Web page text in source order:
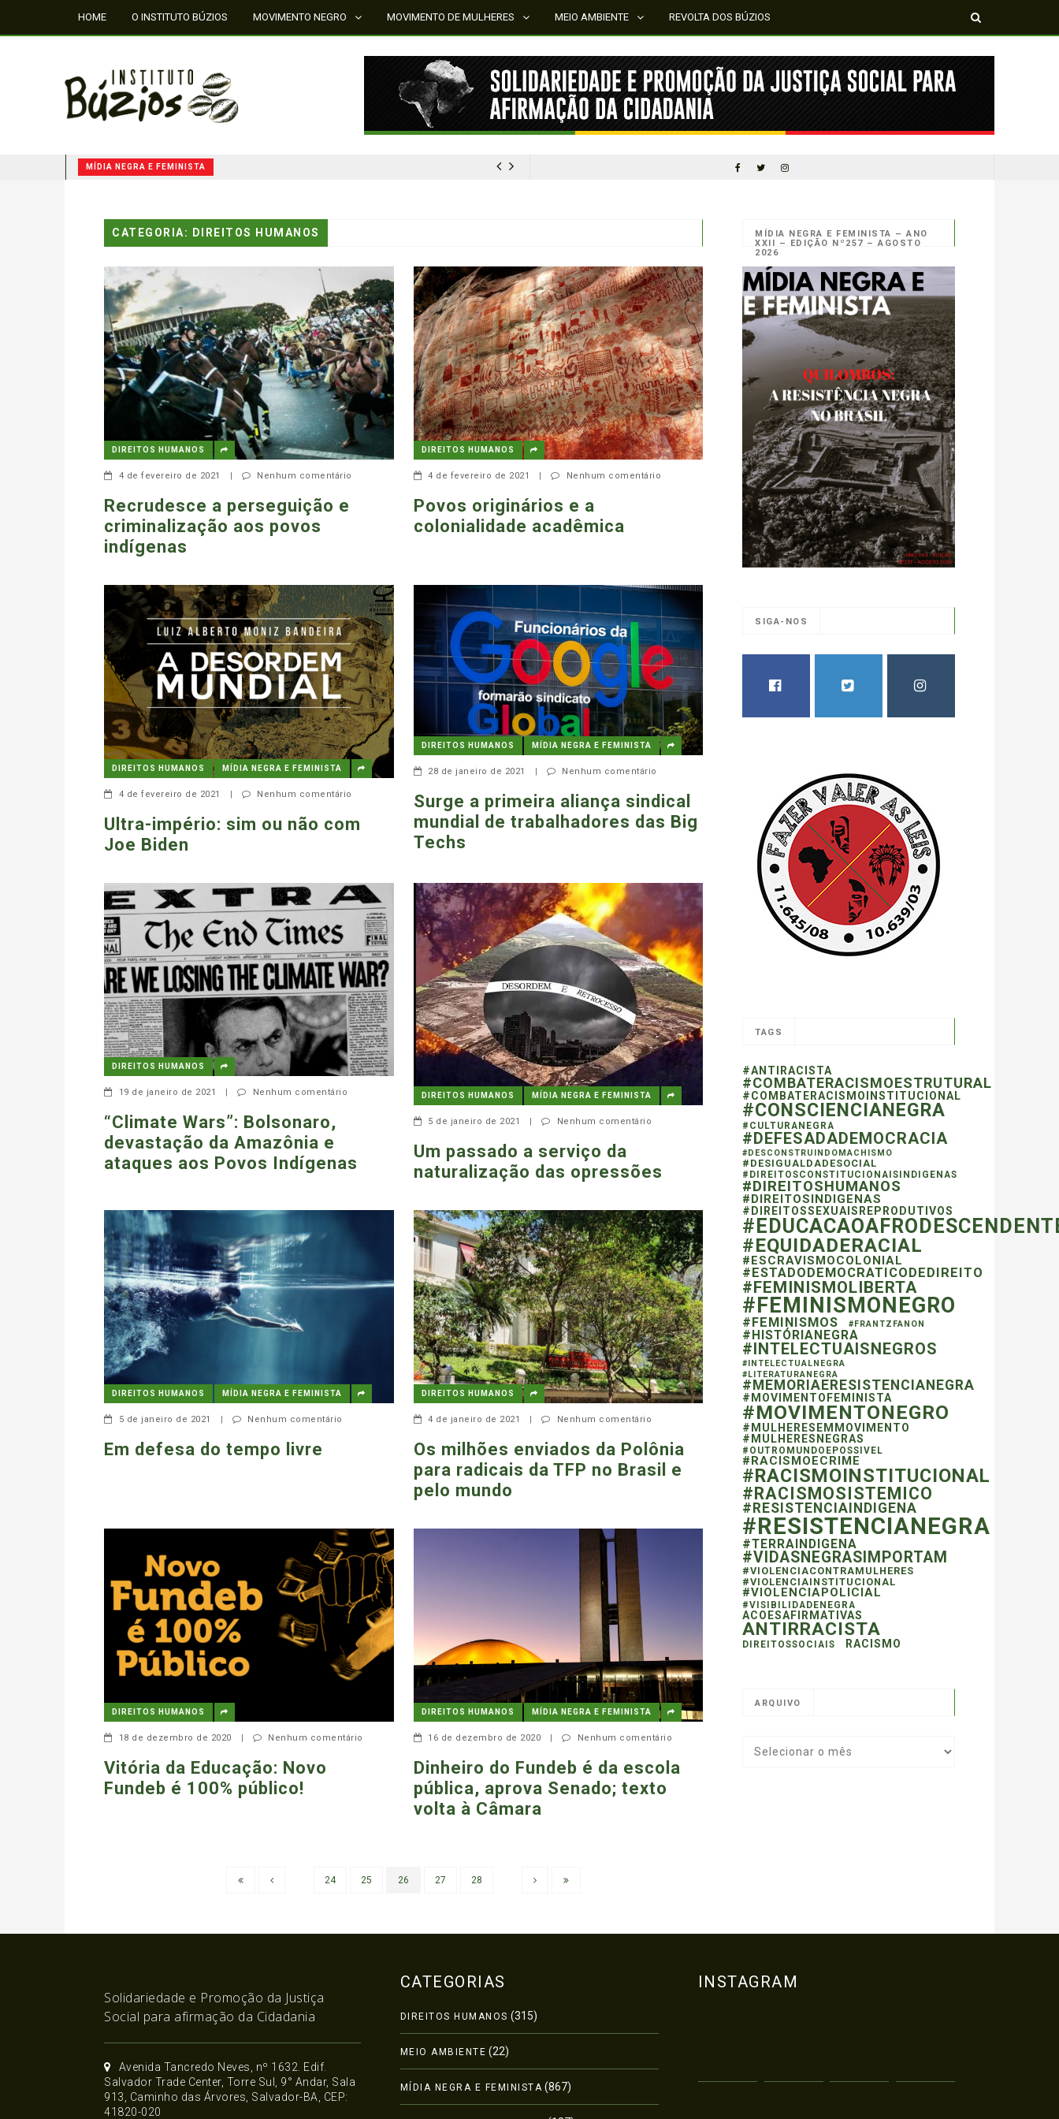
HOME O INSTITUTO BÚZIOS MOVIMENTO NEGRO MOVIMENTO DE MULHERES MEIO AMBIENTE REVOLTA DOS BÚZIOS
MÍDIA NEGRA E FEMINISTA
CATEGORIA: DIREITOS HUMANOS
DIREITOS HUMANOS
4 de fevereiro de 2021 | Nenhum comentário
Recrudesce a perseguição e
criminalização aos povos
indígenas
DIREITOS HUMANOS
4 de fevereiro de 2021 | Nenhum comentário
Povos originários e a
colonialidade acadêmica
DIREITOS HUMANOS MÍDIA NEGRA E FEMINISTA
4 de fevereiro de 2021 | Nenhum comentário
Ultra-império: sim ou não com
Joe Biden
DIREITOS HUMANOS MÍDIA NEGRA E FEMINISTA
28 de janeiro de 2021 | Nenhum comentário
Surge a primeira aliança sindical
mundial de trabalhadores das Big
Techs
DIREITOS HUMANOS
19 de janeiro de 2021 | Nenhum comentário
“Climate Wars”: Bolsonaro,
devastação da Amazônia e
ataques aos Povos Indígenas
DIREITOS HUMANOS MÍDIA NEGRA E FEMINISTA
5 de janeiro de 2021 Nenhum comentário
Um passado a serviço da
naturalização das opressões
DIREITOS HUMANOS MÍDIA NEGRA E FEMINISTA
5 de janeiro de 2021 Nenhum comentário
Em defesa do tempo livre
DIREITOS HUMANOS
4 de janeiro de 2021 Nenhum comentário
Os milhões enviados da Polônia
para radicais da TFP no Brasil e
pelo mundo
DIREITOS HUMANOS
18 de dezembro de 2020 Nenhum comentário
Vitória da Educação: Novo
Fundeb é 100% público!
DIREITOS HUMANOS MÍDIA NEGRA E FEMINISTA
16 de dezembro de 2020 Nenhum comentário
Dinheiro do Fundeb é da escola
pública, aprova Senado; texto
volta à Câmara
24 25 26 27 28
MÍDIA NEGRA E FEMINISTA – ANO
XXII – EDIÇÃO Nº257 – AGOSTO
2026
SIGA-NOS
TAGS
#ANTIRACISTA
#COMBATERACISMOESTRUTURAL
#COMBATERACISMOINSTITUCIONAL
#CONSCIENCIANEGRA
#CULTURANEGRA
#DEFESADADEMOCRACIA
#DESCONSTRUINDOMACHISMO
#DESIGUALDADESOCIAL
#DIREITOSCONSTITUCIONAISINDIGENAS
#DIREITOSHUMANOS
#DIREITOSINDIGENAS
#DIREITOSSEXUAISREPRODUTIVOS
#EQUIDADERACIAL
#ESCRAVISMOCOLONIAL
#ESTADODEMOCRATICODEDIREITO
#FEMINISMOLIBERTA
#FEMINISMONEGRO
#FEMINISMOS #FRANTZFANON
#HISTÓRIANEGRA
#INTELECTUAISNEGROS
#INTELECTUALNEGRA
#LITERATURANEGRA
#MEMORIAERESISTENCIANEGRA
#MOVIMENTOFEMINISTA
#MOVIMENTONEGRO
#MULHERESEMMOVIMENTO
#MULHERESNEGRAS
#OUTROMUNDOEPOSSIVEL
#RACISMOECRIME
#RACISMOINSTITUCIONAL
#RACISMOSISTEMICO
#RESISTENCIAINDIGENA
#RESISTENCIANEGRA
#TERRAINDIGENA
#VIDASNEGRASIMPORTAM
#VIOLENCIACONTRAMULHERES
#VIOLENCIAINSTITUCIONAL
#VIOLENCIAPOLICIAL
#VISIBILIDADENEGRA
ACOESAFIRMATIVAS
ANTIRRACISTA
DIREITOSSOCIAIS RACISMO
ARQUIVO
Solidariedade e Promoção da Justiça
Social para afirmação da Cidadania
Avenida Tancredo Neves, nº 1632. Edif.
Salvador Trade Center, Torre Sul, 9° Andar, Sala
913, Caminho das Árvores, Salvador-BA, CEP:
41820-020
CATEGORIAS
DIREITOS HUMANOS (315)
MEIO AMBIENTE (22)
MÍDIA NEGRA E FEMINISTA (867)
INSTAGRAM